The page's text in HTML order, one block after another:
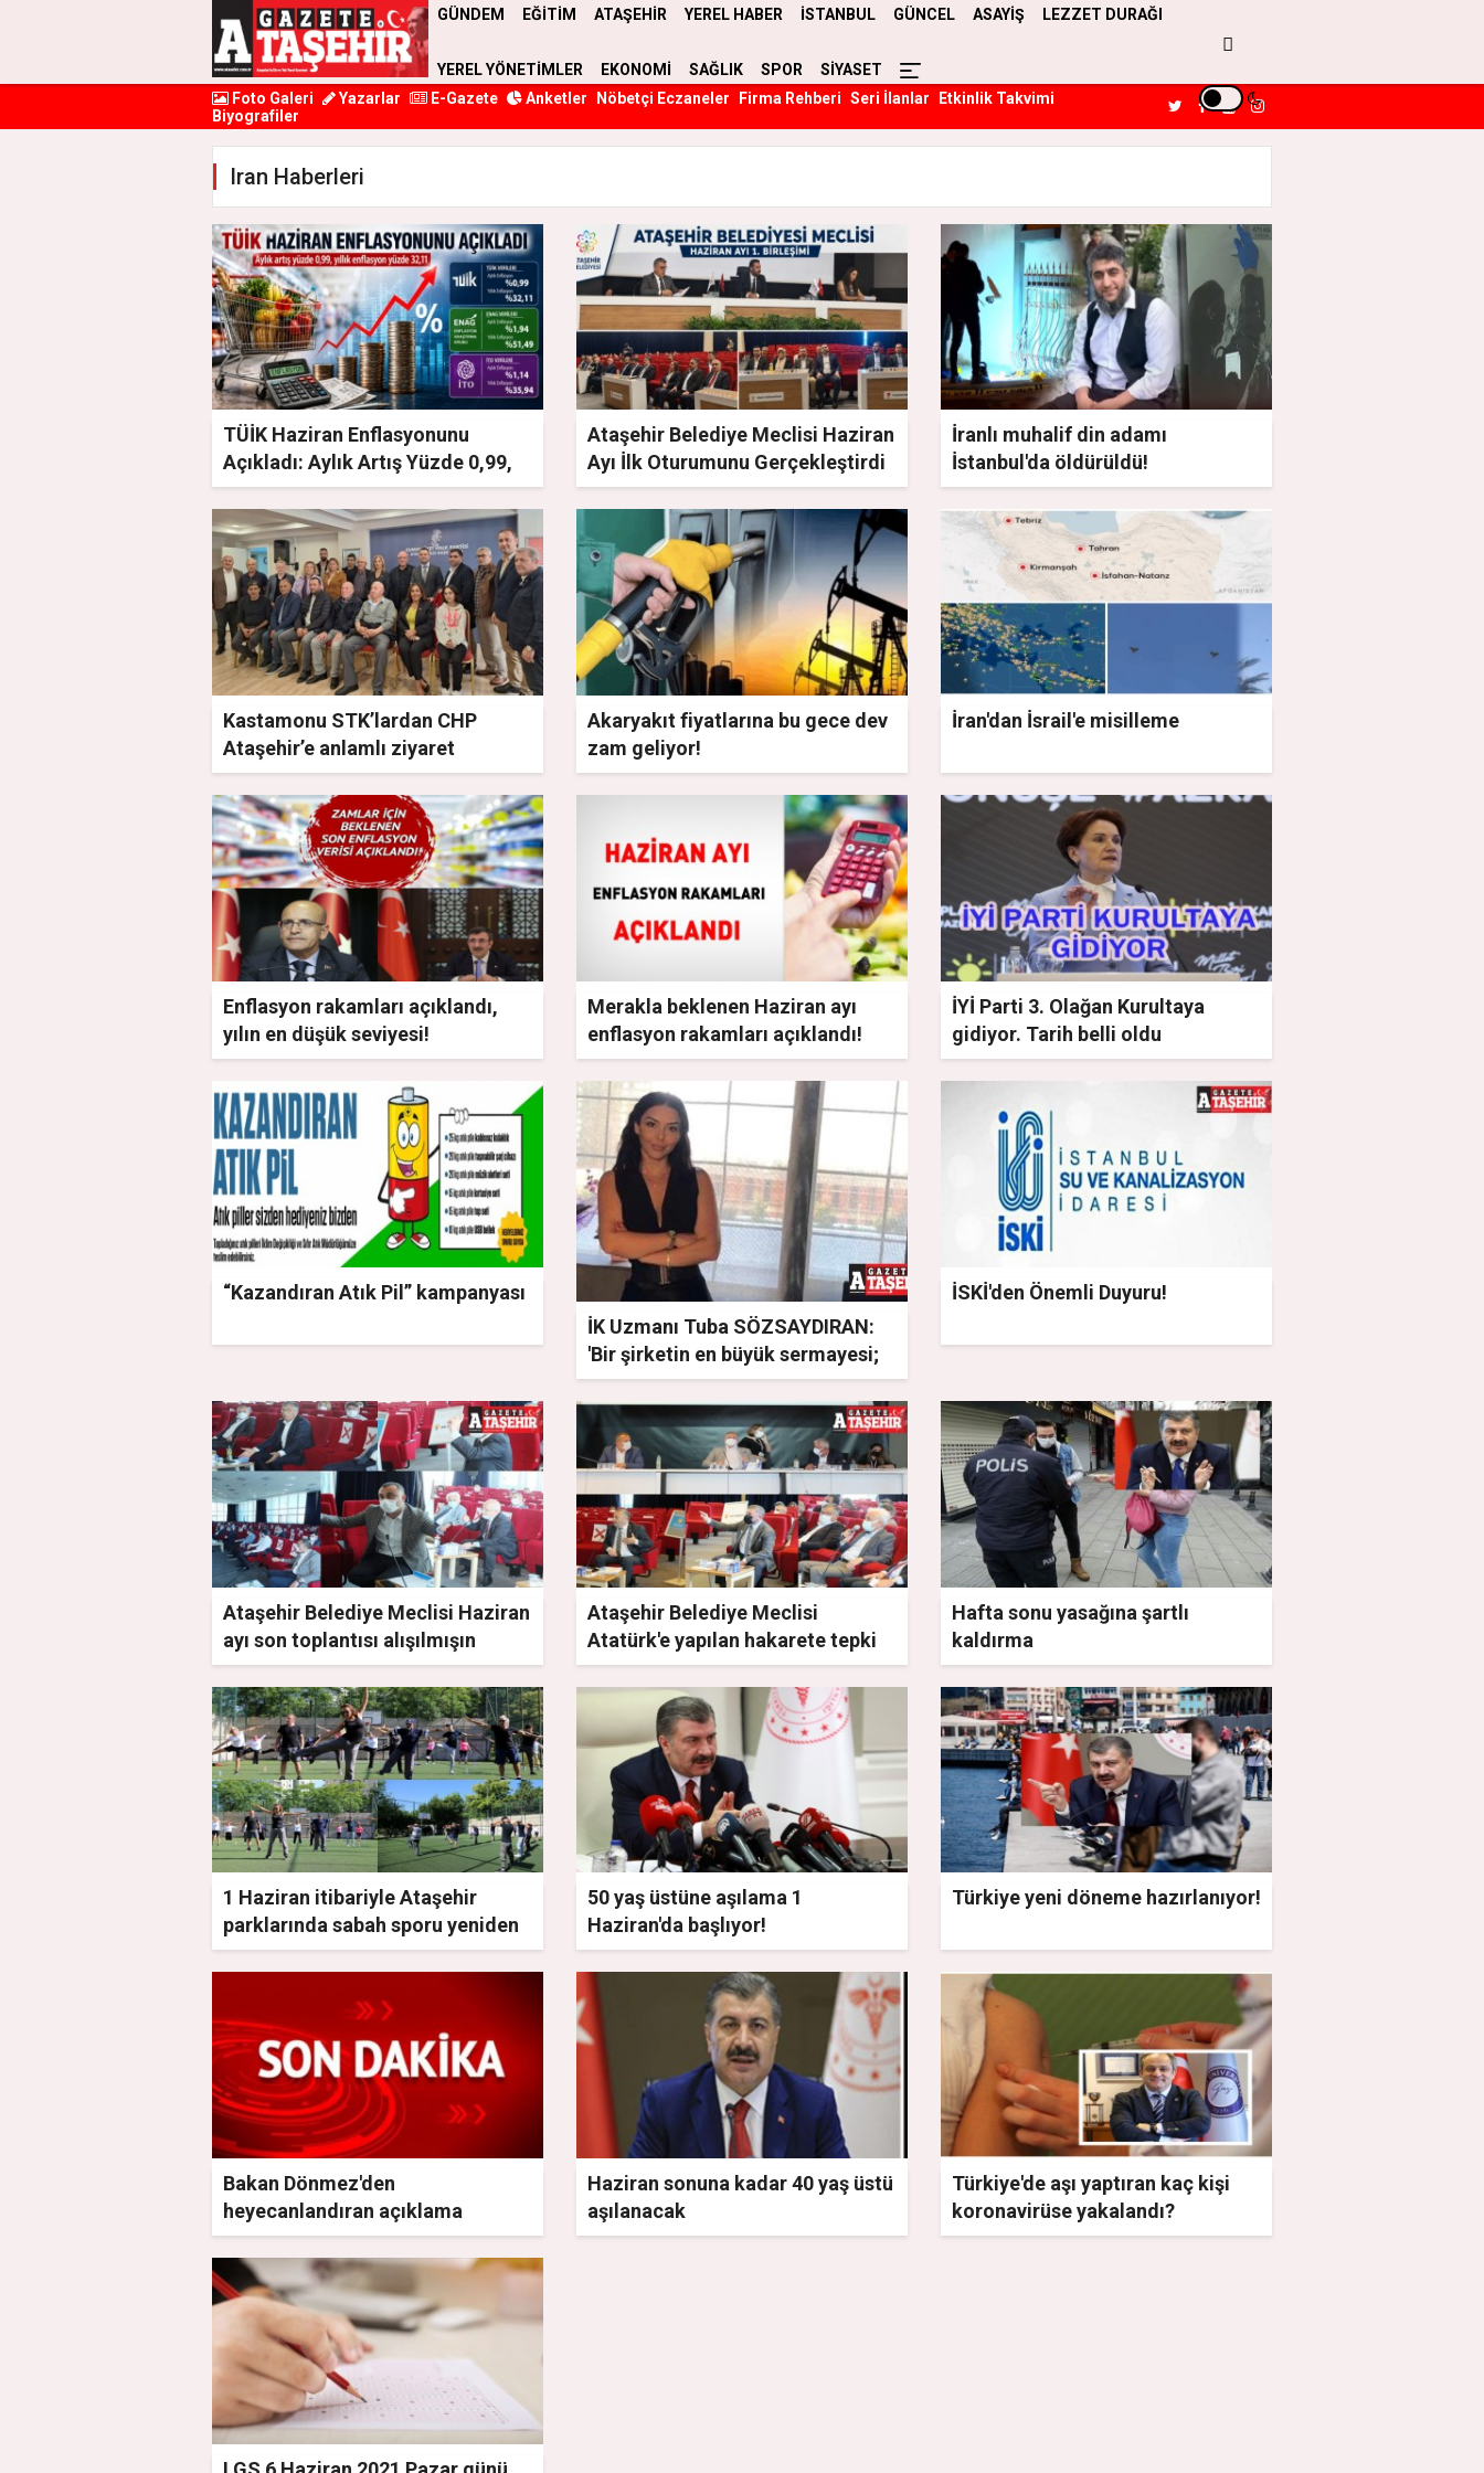
GÜNDEM EĞİTİM ATAŞEHİR YEREL HABER İSTANBUL GÜNCEL ASAYİŞ LEZZET DURAĞI
YEREL YÖNETİMLER EKONOMİ SAĞLIK SPOR
SİYASET
Foto Galeri
Yazarlar E-Gazete Anketler Nöbetçi Eczaneler Firma Rehberi Seri İlanlar
Etkinlik Takvimi
Biyografiler
Iran Haberleri
TÜİK Haziran Enflasyonunu
Açıkladı: Aylık Artış Yüzde 0,99,
Yıllık Enflasyon Yüzde 32,11
Ataşehir Belediye Meclisi Haziran
Ayı İlk Oturumunu Gerçekleştirdi
İranlı muhalif din adamı
İstanbul'da öldürüldü!
Kastamonu STK’lardan CHP
Ataşehir’e anlamlı ziyaret
Akaryakıt fiyatlarına bu gece dev
zam geliyor!
İran'dan İsrail'e misilleme
Enflasyon rakamları açıklandı,
yılın en düşük seviyesi!
Merakla beklenen Haziran ayı
enflasyon rakamları açıklandı!
İYİ Parti 3. Olağan Kurultaya
gidiyor. Tarih belli oldu
“Kazandıran Atık Pil” kampanyası
İK Uzmanı Tuba SÖZSAYDIRAN:
'Bir şirketin en büyük sermayesi;
bilgi ve güç paylaşımıdır'
İSKİ'den Önemli Duyuru!
Ataşehir Belediye Meclisi Haziran
ayı son toplantısı alışılmışın
aynısıydı
Ataşehir Belediye Meclisi
Atatürk'e yapılan hakarete tepki
gösterdi
Hafta sonu yasağına şartlı
kaldırma
1 Haziran itibariyle Ataşehir
parklarında sabah sporu yeniden
başlıyor
50 yaş üstüne aşılama 1
Haziran'da başlıyor!
Türkiye yeni döneme hazırlanıyor!
Bakan Dönmez'den
heyecanlandıran açıklama
Haziran sonuna kadar 40 yaş üstü
aşılanacak
Türkiye'de aşı yaptıran kaç kişi
koronavirüse yakalandı?